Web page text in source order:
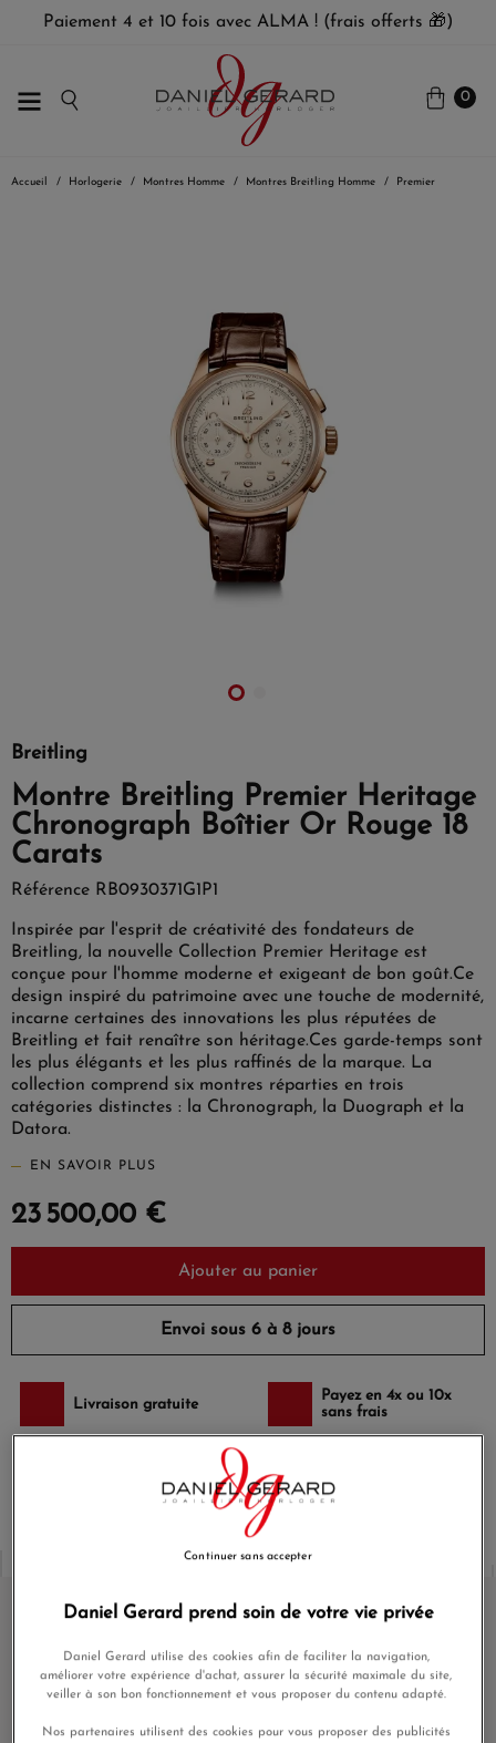
Paiement 4 et 10 fois avec ALMA ! (frais offerts 🎁)
0
Accueil Horlogerie Montres Homme Montres Breitling Homme Premier
Breitling
Montre Breitling Premier Heritage
Chronograph Boîtier Or Rouge 18
Carats
Référence RB0930371G1P1
Inspirée par l'esprit de créativité des fondateurs de
Breitling, la nouvelle Collection Premier Heritage est
conçue pour l'homme moderne et exigeant de bon goût.Ce
design inspiré du patrimoine avec une touche de modernité,
incarne certaines des innovations les plus réputées de
Breitling et fait renaître son héritage.Ces garde-temps sont
les plus élégants et les plus raffinés de la marque. La
collection comprend six montres réparties en trois
catégories distinctes : la Chronograph, la Duograph et la
Datora.
EN SAVOIR PLUS
23 500,00 €
Ajouter au panier
Envoi sous 6 à 8 jours
Livraison gratuite
Payez en 4x ou 10x
sans frais
Montre Breitling Premier Heritage
Chronograph Boîtier Or Rouge 18
Carats
Daniel Gerard prend soin de votre vie privée
Daniel Gerard utilise des cookies afin de faciliter la navigation,
améliorer votre expérience d'achat, assurer la sécurité maximale du site,
veiller à son bon fonctionnement et vous proposer du contenu adapté.
Nos partenaires utilisent des cookies pour vous proposer des publicités
Continuer sans accepter